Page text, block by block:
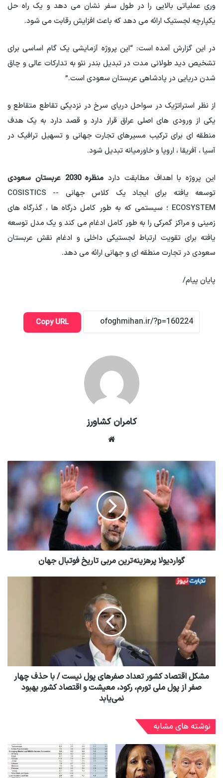
وری عملیاتی بالایی را در طول سفر نشان می دهد و یک راه حل
یکپارچه لجستیک ارائه می دهد که باعث افزایش رقابت می شود.
در این گزارش آمده است: “این پروژه آزمایشی یک گام اساسی برای
تشخیص دید طولانی مدت در تبدیل بندر نئو به تدارکات عالی و چاق
شدن دریایی در پادشاهی عربستان سعودی است.”
از نظر استراتژیک در سواحل دریای سرخ در نزدیکی تقاطع متقاطع و
یکی از ورودی های اصلی عراق قرار دارد و قصد دارد به یک هدف
منطقه ای برای ترکیب مسیرهای تجارت جهانی و تسهیل ترافیک در
آسیا ، آفریقا ، اروپا و خاورمیانه تبدیل شود.
این پروژه با اهداف مطابقت دارد منظره2030 عربستان سعودی
توسعه یافته برای ایجاد یک کلاس جهانی -COSISTICS -
ECOSYSTEM ؛ سیستمی که به طور کامل درگاه ها ، گذرگاه های
زمینی و مراکز گمرکی را به طور کامل ادغام می کند و یک مدل توسعه
یافته برای تقویت ارتباط لجستیکی داخلی و ادغام نقش عربستان
سعودی در تجارت منطقه ای و جهانی ارائه می دهد.
پایان پیام/
Copy URL
کامران کشاورز
گواردیولا پرهزینه‌ترین مربی تاریخ فوتبال جهان
مشکل اقتصاد کشور تعداد صفرهای پول نیست / با حذف چهار
صفر از پول ملی تورم، رکود، معیشت و اقتصاد کشور بهبود
نمی‌یابد
نوشته های مشابه